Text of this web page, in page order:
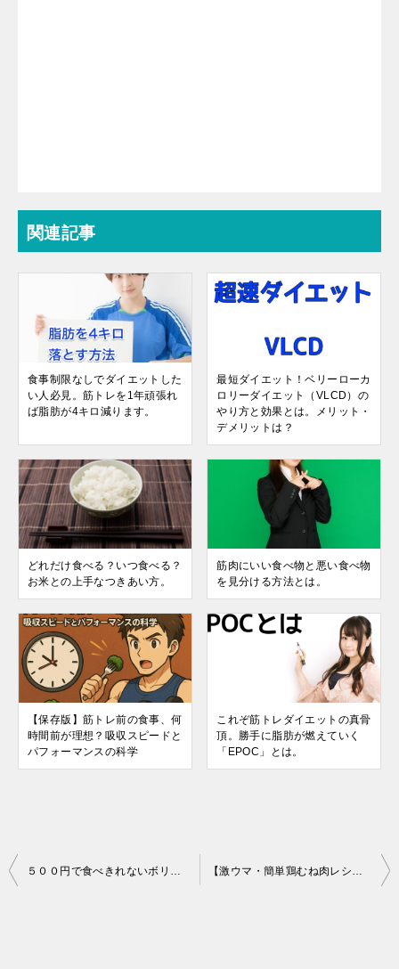
関連記事
食事制限なしでダイエットした
い人必見。筋トレを1年頑張れ
ば脂肪が4キロ減ります。
最短ダイエット！ベリーローカ
ロリーダイエット（VLCD）の
やり方と効果とは。メリット・
デメリットは？
どれだけ食べる？いつ食べる？
お米との上手なつきあい方。
筋肉にいい食べ物と悪い食べ物
を見分ける方法とは。
【保存版】筋トレ前の食事、何
時間前が理想？吸収スピードと
パフォーマンスの科学
これぞ筋トレダイエットの真骨
頂。勝手に脂肪が燃えていく
「EPOC」とは。
投
５００円で食べきれないボリューム！節約おでんダイエットをしたいならローソンストア１００に行くべし！ 【激ウマ・簡単鶏むね肉レシピ】フライパンだけで作る”筑前煮”の作り方